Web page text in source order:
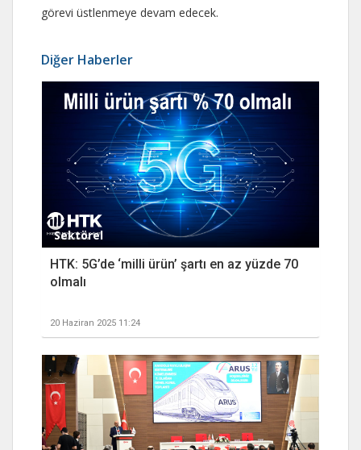
görevi üstlenmeye devam edecek.
Diğer Haberler
Sektörel
HTK: 5G’de ‘milli ürün’ şartı en az yüzde 70
olmalı
20 Haziran 2025 11:24